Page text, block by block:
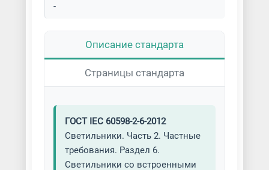
-
Описание стандарта
Страницы стандарта
ГОСТ IEC 60598-2-6-2012
Светильники. Часть 2. Частные
требования. Раздел 6.
Светильники со встроенными